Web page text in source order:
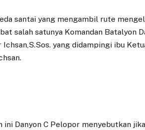
santai yang mengambil rute
salah satunya Komandan Batalyon
yang didampingi ibu
ini Danyon C Pelopor menyebutkan